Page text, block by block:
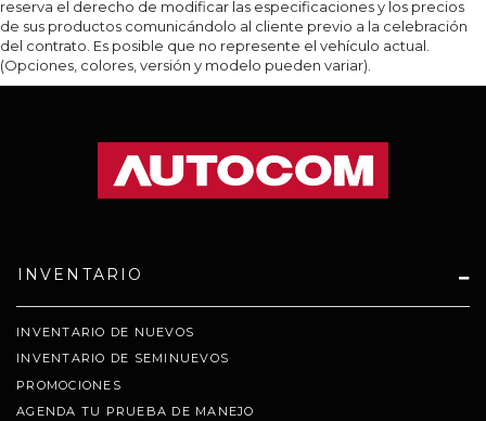
reserva el derecho de modificar las especificaciones y los precios
de sus productos comunicándolo al cliente previo a la celebración
del contrato. Es posible que no represente el vehículo actual.
(Opciones, colores, versión y modelo pueden variar).
INVENTARIO
INVENTARIO DE NUEVOS
INVENTARIO DE SEMINUEVOS
PROMOCIONES
AGENDA TU PRUEBA DE MANEJO